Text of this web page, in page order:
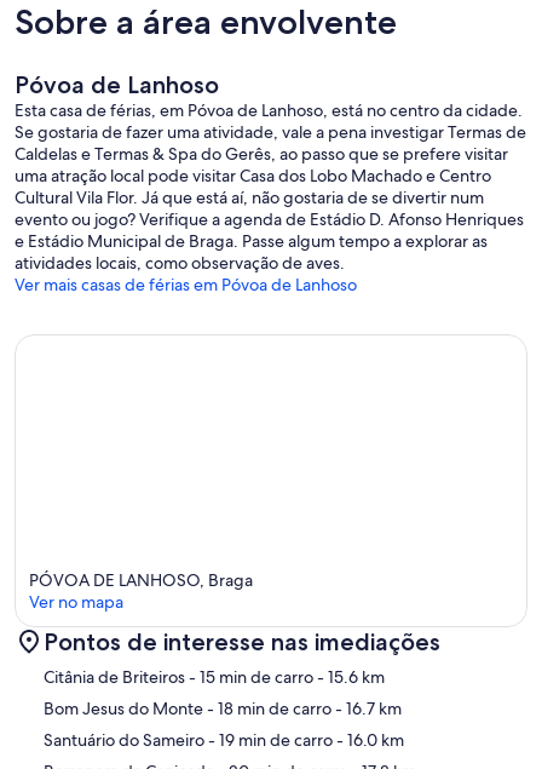
Sobre a área envolvente
Póvoa de Lanhoso
Esta casa de férias, em Póvoa de Lanhoso, está no centro da cidade.
Se gostaria de fazer uma atividade, vale a pena investigar Termas de
Caldelas e Termas & Spa do Gerês, ao passo que se prefere visitar
uma atração local pode visitar Casa dos Lobo Machado e Centro
Cultural Vila Flor. Já que está aí, não gostaria de se divertir num
evento ou jogo? Verifique a agenda de Estádio D. Afonso Henriques
e Estádio Municipal de Braga. Passe algum tempo a explorar as
atividades locais, como observação de aves.
Ver mais casas de férias em Póvoa de Lanhoso
Mapa
PÓVOA DE LANHOSO, Braga
Ver no mapa
Pontos de interesse nas imediações
Citânia de Briteiros- 15 min de carro- 15.6 km
Bom Jesus do Monte- 18 min de carro- 16.7 km
Santuário do Sameiro- 19 min de carro- 16.0 km